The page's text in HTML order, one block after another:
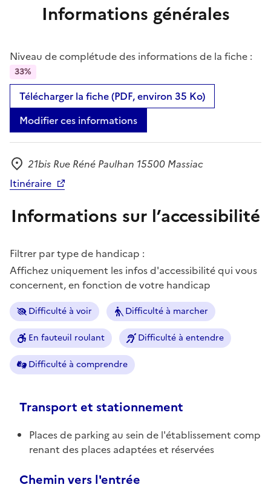
Informations générales
Niveau de complétude des informations de la fiche :
33%
Télécharger la fiche (PDF, environ 35 Ko)
Modifier ces informations
Adresse
21bis Rue Réné Paulhan 15500 Massiac
Itinéraire
Informations sur l’accessibilité
Filtrer par type de handicap :
Affichez uniquement les infos d'accessibilité qui vous
concernent, en fonction de votre handicap
Difficulté à voir Difficulté à marcher
En fauteuil roulant Difficulté à entendre
Difficulté à comprendre
Transport et stationnement
Places de parking au sein de l'établissement comp
renant des places adaptées et réservées
Chemin vers l'entrée